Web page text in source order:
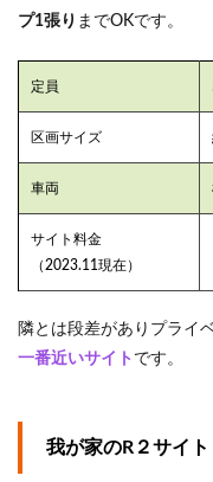
プ1張り までOKです。
定員
区画サイズ
車両
サイト料金
（2023.11現在）
隣とは段差がありプライ
一番近いサイト です。
我が家のR２サイト